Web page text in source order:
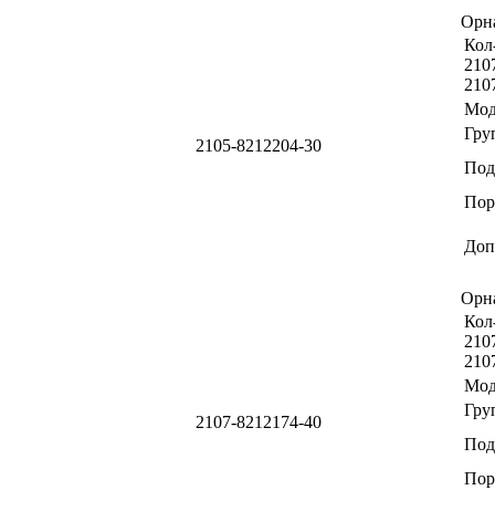
2105-8212204-30
2107-8212174-40